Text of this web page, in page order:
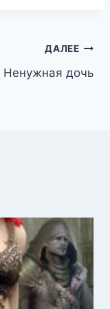
ДАЛЕЕ
Ненужная дочь